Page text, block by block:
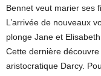
Bennet veut marier ses
L’arrivée de nouveaux
plonge Jane et
Cette dernière
aristocratique Darcy.